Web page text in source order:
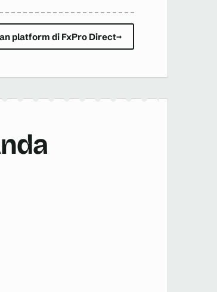
platform di FxPro Direct→